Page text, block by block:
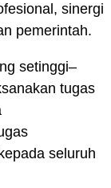
sinergi
pemerintah.
setinggi–
tugas
seluruh